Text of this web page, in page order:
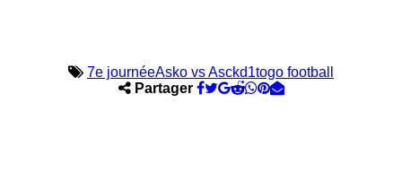
7e journéeAsko vs Asckd1togo football
Partager